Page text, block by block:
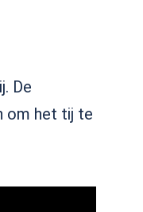
De
om het tij te